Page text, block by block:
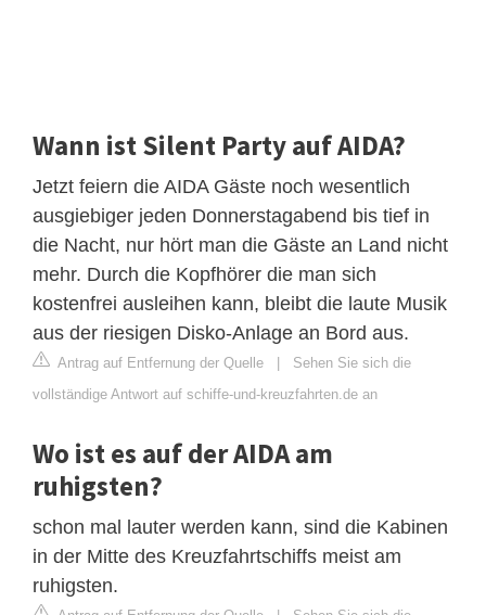
Wann ist Silent Party auf AIDA?
Jetzt feiern die AIDA Gäste noch wesentlich
ausgiebiger jeden Donnerstagabend bis tief in
die Nacht, nur hört man die Gäste an Land nicht
mehr. Durch die Kopfhörer die man sich
kostenfrei ausleihen kann, bleibt die laute Musik
aus der riesigen Disko-Anlage an Bord aus.
Antrag auf Entfernung der Quelle | Sehen Sie sich die
vollständige Antwort auf schiffe-und-kreuzfahrten.de an
Wo ist es auf der AIDA am
ruhigsten?
schon mal lauter werden kann, sind die Kabinen
in der Mitte des Kreuzfahrtschiffs meist am
ruhigsten.